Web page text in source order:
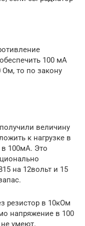
100 мА
Ом, то по закону
величину
к нагрузке в
в 100мА. Это
на 12вольт и 15
резистор в 10кОм
напряжение в 100
умеют.